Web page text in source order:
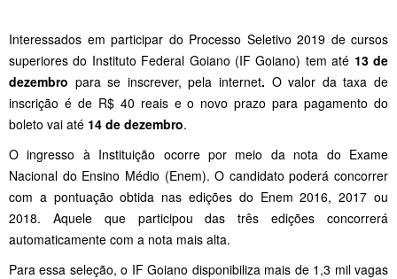
Interessados em participar do Processo Seletivo 2019 de cursos
superiores do Instituto Federal Goiano (IF Goiano) tem até 13 de
dezembro para se inscrever, pela internet. O valor da taxa de
inscrição é de R$ 40 reais e o novo prazo para pagamento do
boleto vai até 14 de dezembro.
O ingresso à Instituição ocorre por meio da nota do Exame
Nacional do Ensino Médio (Enem). O candidato poderá concorrer
com a pontuação obtida nas edições do Enem 2016, 2017 ou
2018. Aquele que participou das três edições concorrerá
automaticamente com a nota mais alta.
Para essa seleção, o IF Goiano disponibiliza mais de 1,3 mil vagas